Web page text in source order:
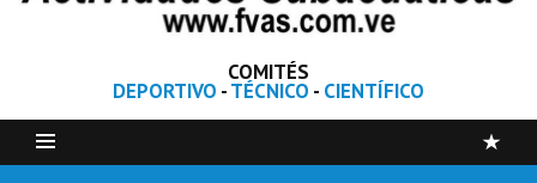
COMITÉS
DEPORTIVO -TÉCNICO - CIENTÍFICO